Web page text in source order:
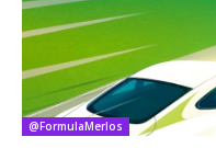
@FormulaMerlos